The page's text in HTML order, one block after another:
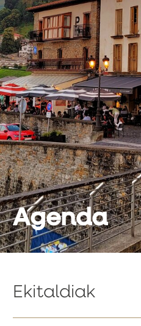
Agenda
Ekitaldiak